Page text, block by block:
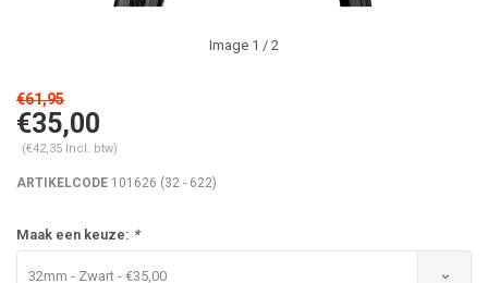
Image 1 / 2
€61,95
€35,00
(€42,35 Incl. btw)
ARTIKELCODE 101626 (32 - 622)
Maak een keuze: *
32mm - Zwart - €35,00